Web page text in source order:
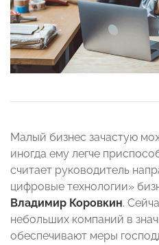
Малый бизнес зачастую
иногда ему легче
считает руководитель
цифровые технологии»
Владимир Коровкин.
небольших компаний в
обеспечивают меры